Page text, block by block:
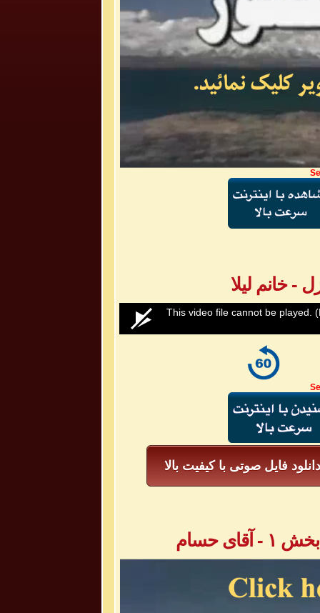
- خانم لیلا
seconds
This video file cannot be played.
دانلود فایل صوتی با کیفیت بالا
حسام